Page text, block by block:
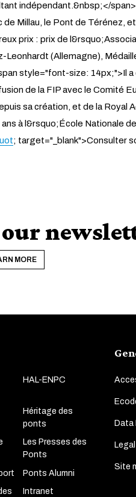
indépendant.&nbsp;</
Millau, le Pont de Térénez,
prix : prix de
(Allemagne),
style="font-size: 14px;">Il
de la FIP avec le Comité
sa création, et de la Royal
à l&rsquo;École Nationale
; target="_blank">Consulter
MORE
HAL-ENPC
Héritage des
ponts
Les Presses des
Ponts
Ponts Alumni
Intranet
Data
Site